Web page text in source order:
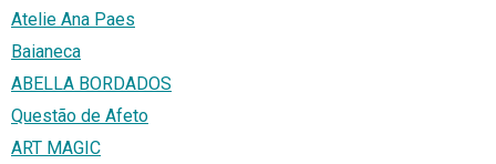
Atelie Ana Paes
Baianeca
ABELLA BORDADOS
Questão de Afeto
ART MAGIC